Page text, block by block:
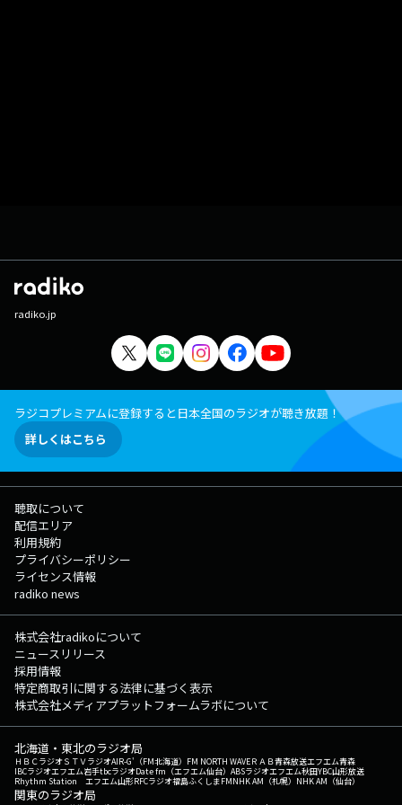
radiko.jp
ラジコプレミアムに登録すると日本全国のラジオが聴き放題！
詳しくはこちら
聴取について
配信エリア
利用規約
プライバシーポリシー
ライセンス情報
radiko news
株式会社radikoについて
ニュースリリース
採用情報
特定商取引に関する法律に基づく表示
株式会社メディアプラットフォームラボについて
北海道・東北のラジオ局
ＨＢＣラジオＳＴＶラジオAIR-G'（FM北海道） FM NORTH WAVEＲＡＢ青森放送エフエム青森
IBCラジオエフエム岩手tbcラジオDate fm（エフエム仙台） ABSラジオエフエム秋田YBC山形放送
Rhythm Station エフエム山形RFCラジオ福島ふくしまFMNHK AM（札幌） NHK AM（仙台）
関東のラジオ局